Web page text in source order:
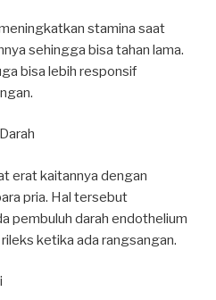
stamina saat
sehingga bisa tahan lama.
bisa lebih responsif
erat kaitannya dengan
pria. Hal tersebut
pembuluh darah endothelium
ketika ada rangsangan.